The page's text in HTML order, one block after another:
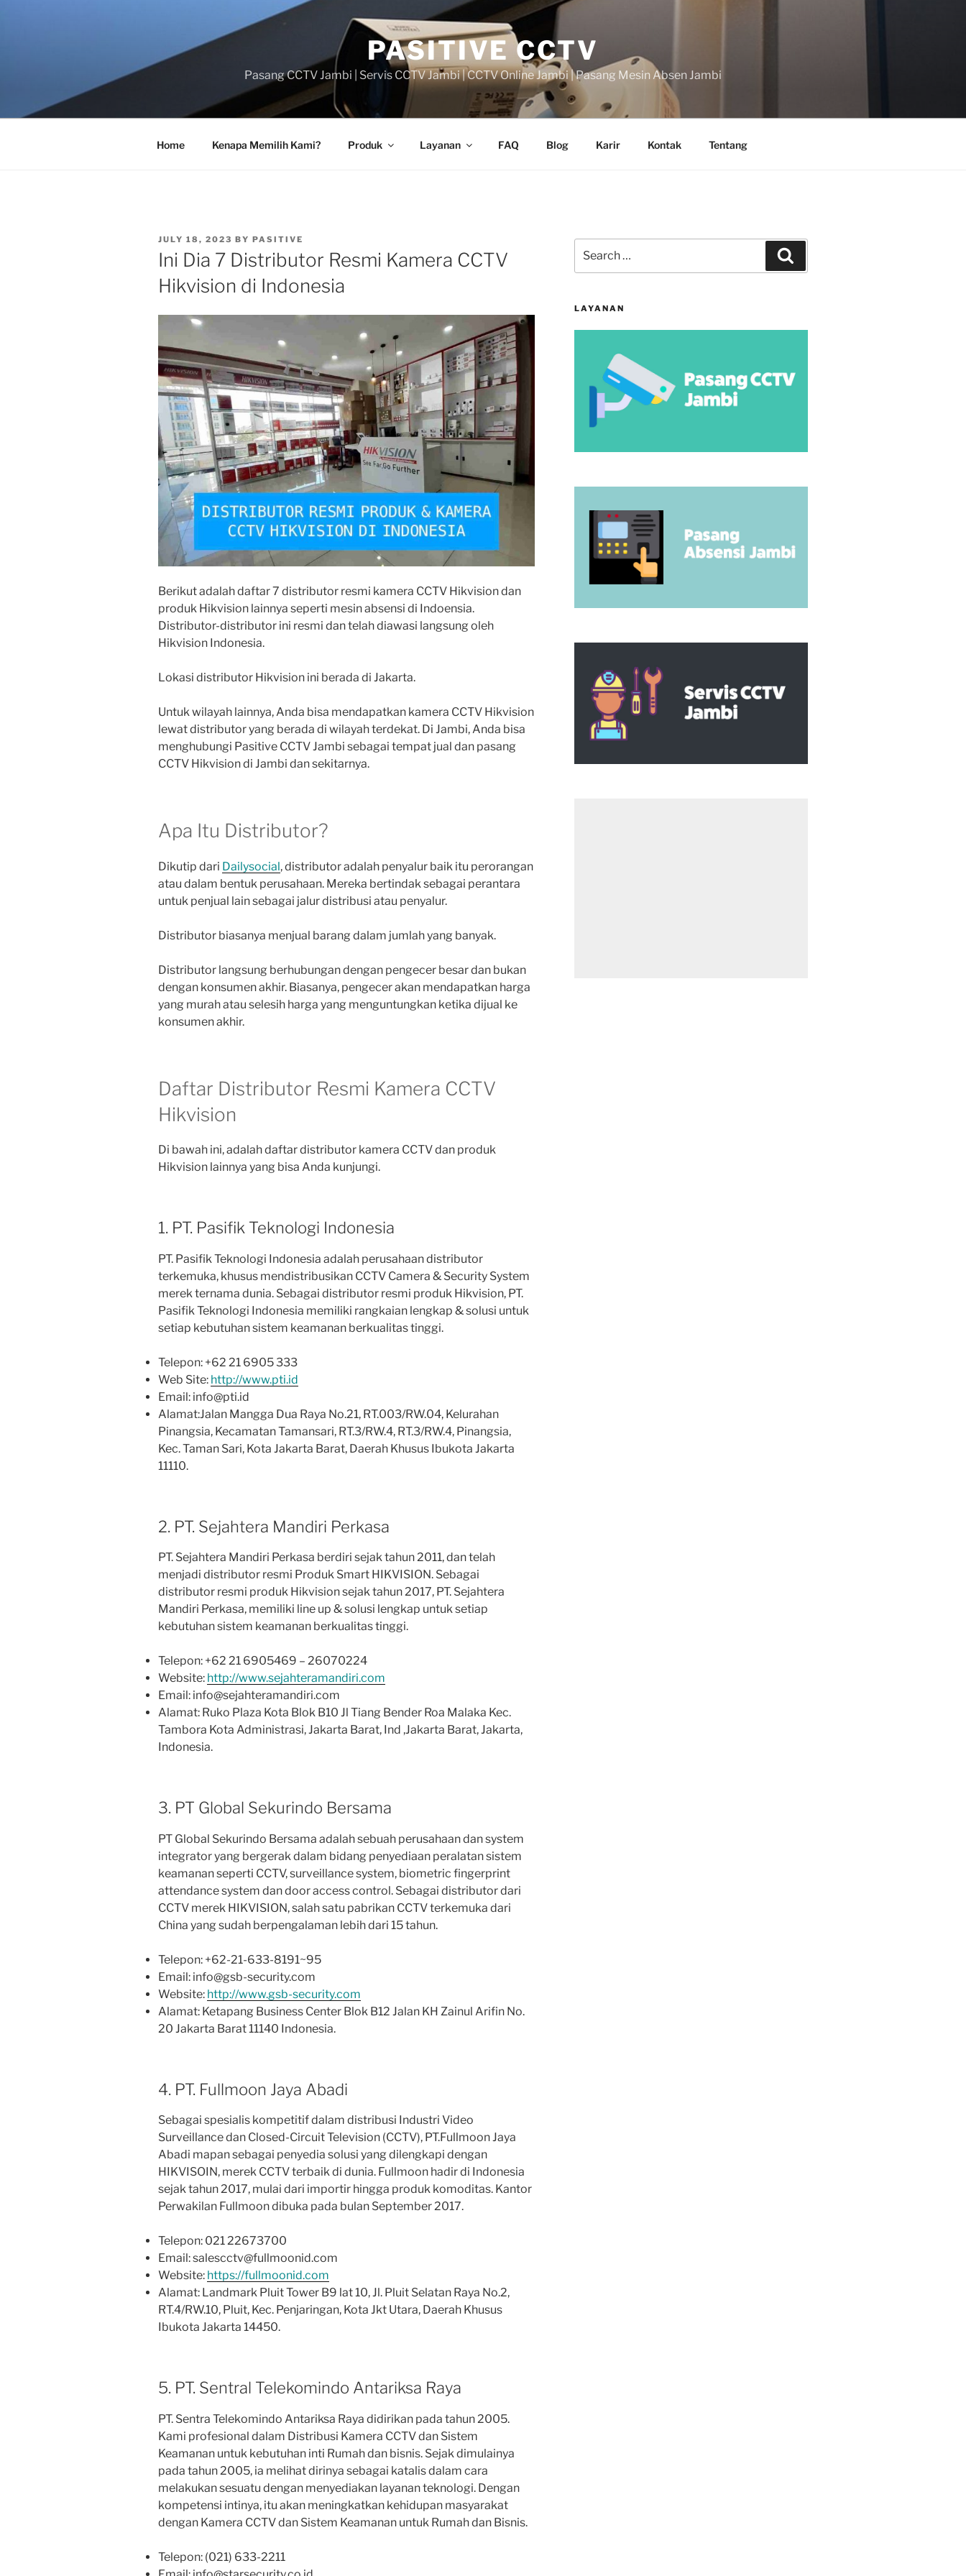
PASITIVE CCTV
Pasang CCTV Jambi | Servis CCTV Jambi | CCTV Online Jambi | Pasang Mesin Absen Jambi
Home Kenapa Memilih Kami? Produk Layanan FAQ Blog Karir Kontak Tentang
POSTED
ON
JULY 18, 2023 BY PASITIVE
Ini Dia 7 Distributor Resmi Kamera CCTV
Hikvision di Indonesia
Berikut adalah daftar 7 distributor resmi kamera CCTV Hikvision dan
produk Hikvision lainnya seperti mesin absensi di Indoensia.
Distributor-distributor ini resmi dan telah diawasi langsung oleh
Hikvision Indonesia.
Lokasi distributor Hikvision ini berada di Jakarta.
Untuk wilayah lainnya, Anda bisa mendapatkan kamera CCTV Hikvision
lewat distributor yang berada di wilayah terdekat. Di Jambi, Anda bisa
menghubungi Pasitive CCTV Jambi sebagai tempat jual dan pasang
CCTV Hikvision di Jambi dan sekitarnya.
Apa Itu Distributor?
Dikutip dari Dailysocial, distributor adalah penyalur baik itu perorangan
atau dalam bentuk perusahaan. Mereka bertindak sebagai perantara
untuk penjual lain sebagai jalur distribusi atau penyalur.
Distributor biasanya menjual barang dalam jumlah yang banyak.
Distributor langsung berhubungan dengan pengecer besar dan bukan
dengan konsumen akhir. Biasanya, pengecer akan mendapatkan harga
yang murah atau selesih harga yang menguntungkan ketika dijual ke
konsumen akhir.
Daftar Distributor Resmi Kamera CCTV
Hikvision
Di bawah ini, adalah daftar distributor kamera CCTV dan produk
Hikvision lainnya yang bisa Anda kunjungi.
1. PT. Pasifik Teknologi Indonesia
PT. Pasifik Teknologi Indonesia adalah perusahaan distributor
terkemuka, khusus mendistribusikan CCTV Camera & Security System
merek ternama dunia. Sebagai distributor resmi produk Hikvision, PT.
Pasifik Teknologi Indonesia memiliki rangkaian lengkap & solusi untuk
setiap kebutuhan sistem keamanan berkualitas tinggi.
Telepon: +62 21 6905 333
Web Site: http://www.pti.id
Email: info@pti.id
Alamat:Jalan Mangga Dua Raya No.21, RT.003/RW.04, Kelurahan
Pinangsia, Kecamatan Tamansari, RT.3/RW.4, RT.3/RW.4, Pinangsia,
Kec. Taman Sari, Kota Jakarta Barat, Daerah Khusus Ibukota Jakarta
11110.
2. PT. Sejahtera Mandiri Perkasa
PT. Sejahtera Mandiri Perkasa berdiri sejak tahun 2011, dan telah
menjadi distributor resmi Produk Smart HIKVISION. Sebagai
distributor resmi produk Hikvision sejak tahun 2017, PT. Sejahtera
Mandiri Perkasa, memiliki line up & solusi lengkap untuk setiap
kebutuhan sistem keamanan berkualitas tinggi.
Telepon: +62 21 6905469 – 26070224
Website: http://www.sejahteramandiri.com
Email: info@sejahteramandiri.com
Alamat: Ruko Plaza Kota Blok B10 Jl Tiang Bender Roa Malaka Kec.
Tambora Kota Administrasi, Jakarta Barat, Ind ,Jakarta Barat, Jakarta,
Indonesia.
3. PT Global Sekurindo Bersama
PT Global Sekurindo Bersama adalah sebuah perusahaan dan system
integrator yang bergerak dalam bidang penyediaan peralatan sistem
keamanan seperti CCTV, surveillance system, biometric fingerprint
attendance system dan door access control. Sebagai distributor dari
CCTV merek HIKVISION, salah satu pabrikan CCTV terkemuka dari
China yang sudah berpengalaman lebih dari 15 tahun.
Telepon: +62-21-633-8191~95
Email: info@gsb-security.com
Website: http://www.gsb-security.com
Alamat: Ketapang Business Center Blok B12 Jalan KH Zainul Arifin No.
20 Jakarta Barat 11140 Indonesia.
4. PT. Fullmoon Jaya Abadi
Sebagai spesialis kompetitif dalam distribusi Industri Video
Surveillance dan Closed-Circuit Television (CCTV), PT.Fullmoon Jaya
Abadi mapan sebagai penyedia solusi yang dilengkapi dengan
HIKVISOIN, merek CCTV terbaik di dunia. Fullmoon hadir di Indonesia
sejak tahun 2017, mulai dari importir hingga produk komoditas. Kantor
Perwakilan Fullmoon dibuka pada bulan September 2017.
Telepon: 021 22673700
Email: salescctv@fullmoonid.com
Website: https://fullmoonid.com
Alamat: Landmark Pluit Tower B9 lat 10, Jl. Pluit Selatan Raya No.2,
RT.4/RW.10, Pluit, Kec. Penjaringan, Kota Jkt Utara, Daerah Khusus
Ibukota Jakarta 14450.
5. PT. Sentral Telekomindo Antariksa Raya
PT. Sentra Telekomindo Antariksa Raya didirikan pada tahun 2005.
Kami profesional dalam Distribusi Kamera CCTV dan Sistem
Keamanan untuk kebutuhan inti Rumah dan bisnis. Sejak dimulainya
pada tahun 2005, ia melihat dirinya sebagai katalis dalam cara
melakukan sesuatu dengan menyediakan layanan teknologi. Dengan
kompetensi intinya, itu akan meningkatkan kehidupan masyarakat
dengan Kamera CCTV dan Sistem Keamanan untuk Rumah dan Bisnis.
Telepon: (021) 633-2211
for:
LAYANAN